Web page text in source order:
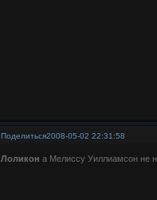
Поделиться2008-05-02 22:31:58
Лоликон а Мелиссу Уиллиамсон не